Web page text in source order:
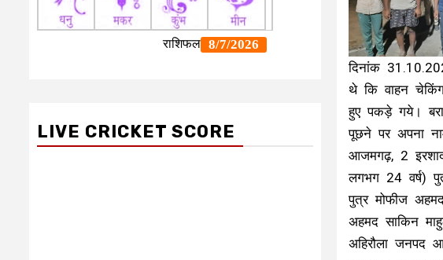
दिनांक
थे कि वाहन
हुए पकड़े गये।
पूछने पर अपना
आजमगढ़, 2
लगभग 24 वर्ष)
पुत्र मोफीज
अहमद साकिन
अहिरौला जनपद
LIVE CRICKET SCORE